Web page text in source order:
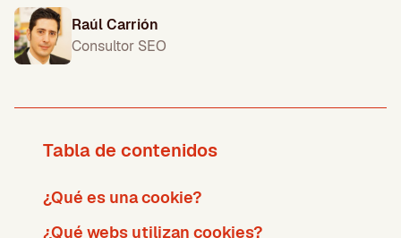
Raúl Carrión
Consultor SEO
Tabla de contenidos
¿Qué es una cookie?
¿Qué webs utilizan cookies?